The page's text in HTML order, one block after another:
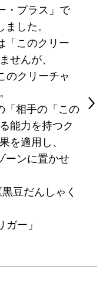
・プラス」で
した。
「このクリー
せんが、
のクリーチャ
「相手の「この
能力を持つク
を適用し、
ーンに置かせ
豆だんしゃく
ー」